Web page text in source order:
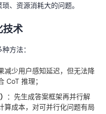
、资源消耗大的问题。
技术
方法：
减少用户感知延迟，但无法降
CoT 推理；
：先生成答案框架再并行解
算成本，对可并行化问题有局